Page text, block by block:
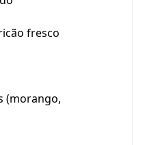
fresco
(morango,